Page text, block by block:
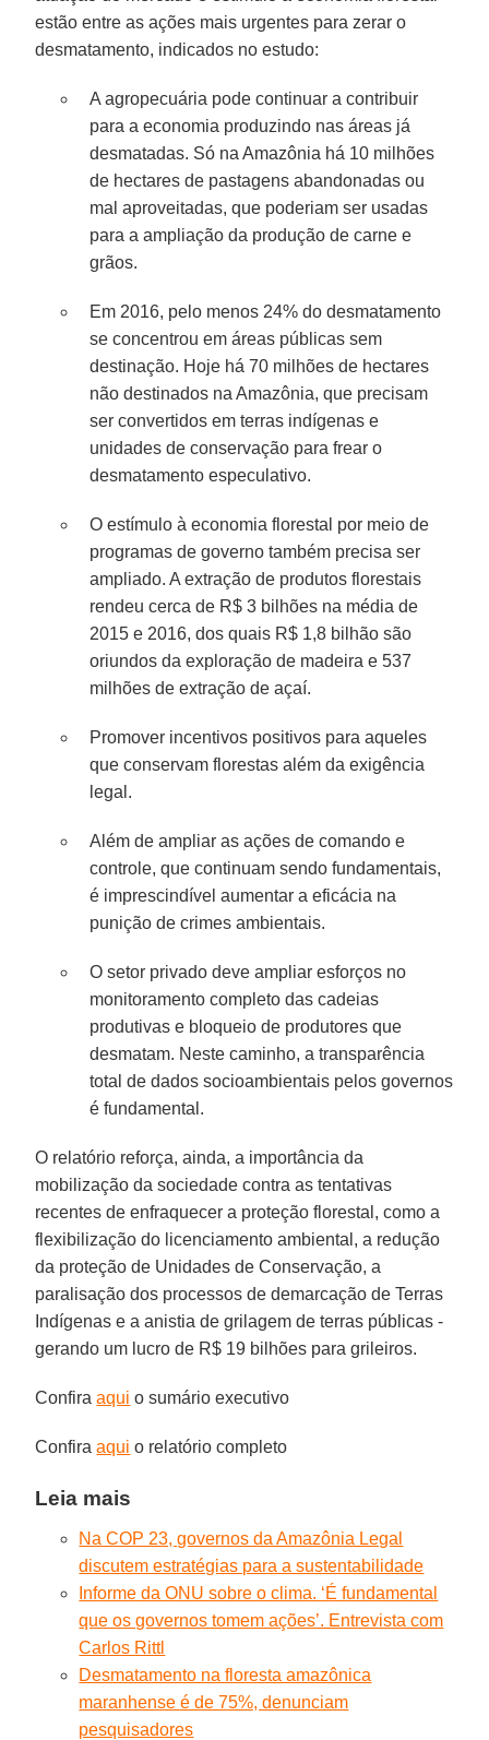
estão entre as ações mais urgentes para zerar o
desmatamento, indicados no estudo:
A agropecuária pode continuar a contribuir
para a economia produzindo nas áreas já
desmatadas. Só na Amazônia há 10 milhões
de hectares de pastagens abandonadas ou
mal aproveitadas, que poderiam ser usadas
para a ampliação da produção de carne e
grãos.
Em 2016, pelo menos 24% do desmatamento
se concentrou em áreas públicas sem
destinação. Hoje há 70 milhões de hectares
não destinados na Amazônia, que precisam
ser convertidos em terras indígenas e
unidades de conservação para frear o
desmatamento especulativo.
O estímulo à economia florestal por meio de
programas de governo também precisa ser
ampliado. A extração de produtos florestais
rendeu cerca de R$ 3 bilhões na média de
2015 e 2016, dos quais R$ 1,8 bilhão são
oriundos da exploração de madeira e 537
milhões de extração de açaí.
Promover incentivos positivos para aqueles
que conservam florestas além da exigência
legal.
Além de ampliar as ações de comando e
controle, que continuam sendo fundamentais,
é imprescindível aumentar a eficácia na
punição de crimes ambientais.
O setor privado deve ampliar esforços no
monitoramento completo das cadeias
produtivas e bloqueio de produtores que
desmatam. Neste caminho, a transparência
total de dados socioambientais pelos governos
é fundamental.
O relatório reforça, ainda, a importância da
mobilização da sociedade contra as tentativas
recentes de enfraquecer a proteção florestal, como a
flexibilização do licenciamento ambiental, a redução
da proteção de Unidades de Conservação, a
paralisação dos processos de demarcação de Terras
Indígenas e a anistia de grilagem de terras públicas -
gerando um lucro de R$ 19 bilhões para grileiros.
Confiraaqui o sumário executivo
Confiraaqui o relatório completo
Leia mais
Na COP 23, governos da Amazônia Legal
discutem estratégias para a sustentabilidade
Informe da ONU sobre o clima. ‘É fundamental
que os governos tomem ações’. Entrevista com
Carlos Rittl
Desmatamento na floresta amazônica
maranhense é de 75%, denunciam
pesquisadores